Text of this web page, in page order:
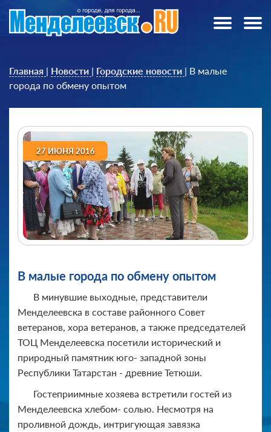
Главная | Новости | Городские новости | В малые
города по обмену опытом
27 ИЮНЯ 2016
В малые города по обмену опытом
В минувшие выходные, представители
Менделеевска в составе районного Совет
ветеранов, хора ветеранов, а также председателей
ТОЦ Менделеевска посетили исторический и
природный памятник юго- западной зоны
Республики Татарстан - древние Тетюши.
Гостеприимные хозяева встретили гостей из
Менделеевска хлебом- солью. Несмотря на
проливной дождь, интригующая завязка